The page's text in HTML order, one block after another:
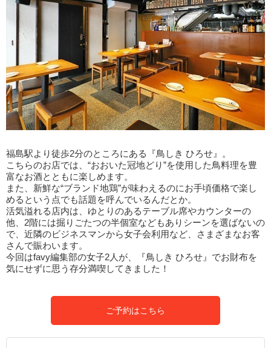
福島駅より徒歩2分のところにある『鳥しき ひろせ』。
こちらのお店では、“おおいた冠地どり”を使用した鳥料理を豊
富なお酒とともに楽しめます。
また、新鮮な“ブランド地鶏”が味わえるのにお手頃価格で楽し
めるという点でも話題を呼んでいるんだとか。
活気溢れる店内は、ゆとりのあるテーブル席やカウンターの
他、2階には掘りごたつの半個室などもありシーンを選ばないの
で、近隣のビジネスマンから女子会利用など、さまざまなお客
さんで賑わいます。
今回はfavy編集部の女子2人が、『鳥しき ひろせ』でお財布を
気にせずに思う存分満喫してきました！
ご予約はこちら